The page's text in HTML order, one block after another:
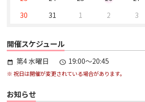
30
31 1 2 3
開催スケジュール
calendar_month 第4 水曜日 schedule 19:00～20:45
※ 祝日は開催が変更されている場合があります。
お知らせ